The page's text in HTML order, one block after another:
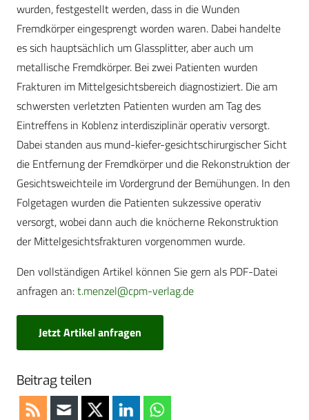
wurden, festgestellt werden, dass in die Wunden
Fremdkörper eingesprengt worden waren. Dabei handelte
es sich hauptsächlich um Glassplitter, aber auch um
metallische Fremdkörper. Bei zwei Patienten wurden
Frakturen im Mittelgesichtsbereich diagnostiziert. Die am
schwersten verletzten Patienten wurden am Tag des
Eintreffens in Koblenz interdisziplinär operativ versorgt.
Dabei standen aus mund-kiefer-gesichtschirurgischer Sicht
die Entfernung der Fremdkörper und die Rekonstruktion der
Gesichtsweichteile im Vordergrund der Bemühungen. In den
Folgetagen wurden die Patienten sukzessive operativ
versorgt, wobei dann auch die knöcherne Rekonstruktion
der Mittelgesichtsfrakturen vorgenommen wurde.
Den vollständigen Artikel können Sie gern als PDF-Datei
anfragen an:t.menzel@cpm-verlag.de
Jetzt Artikel anfragen
Beitrag teilen